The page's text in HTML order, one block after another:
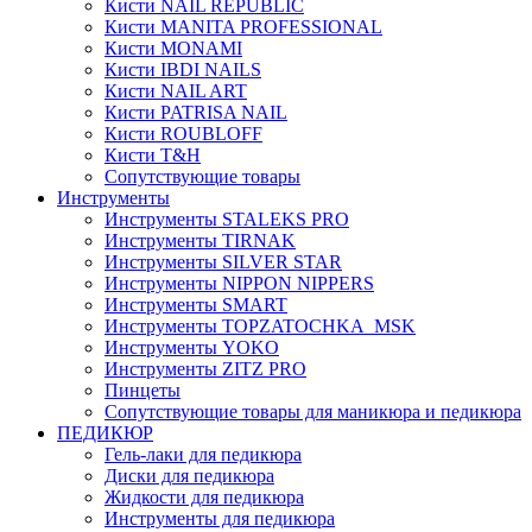
Кисти NAIL REPUBLIC
Кисти MANITA PROFESSIONAL
Кисти MONAMI
Кисти IBDI NAILS
Кисти NAIL ART
Кисти PATRISA NAIL
Кисти ROUBLOFF
Кисти T&H
Сопутствующие товары
Инструменты
Инструменты STALEKS PRO
Инструменты TIRNAK
Инструменты SILVER STAR
Инструменты NIPPON NIPPERS
Инструменты SMART
Инструменты TOPZATOCHKA_MSK
Инструменты YOKO
Инструменты ZITZ PRO
Пинцеты
Сопутствующие товары для маникюра и педикюра
ПЕДИКЮР
Гель-лаки для педикюра
Диски для педикюра
Жидкости для педикюра
Инструменты для педикюра